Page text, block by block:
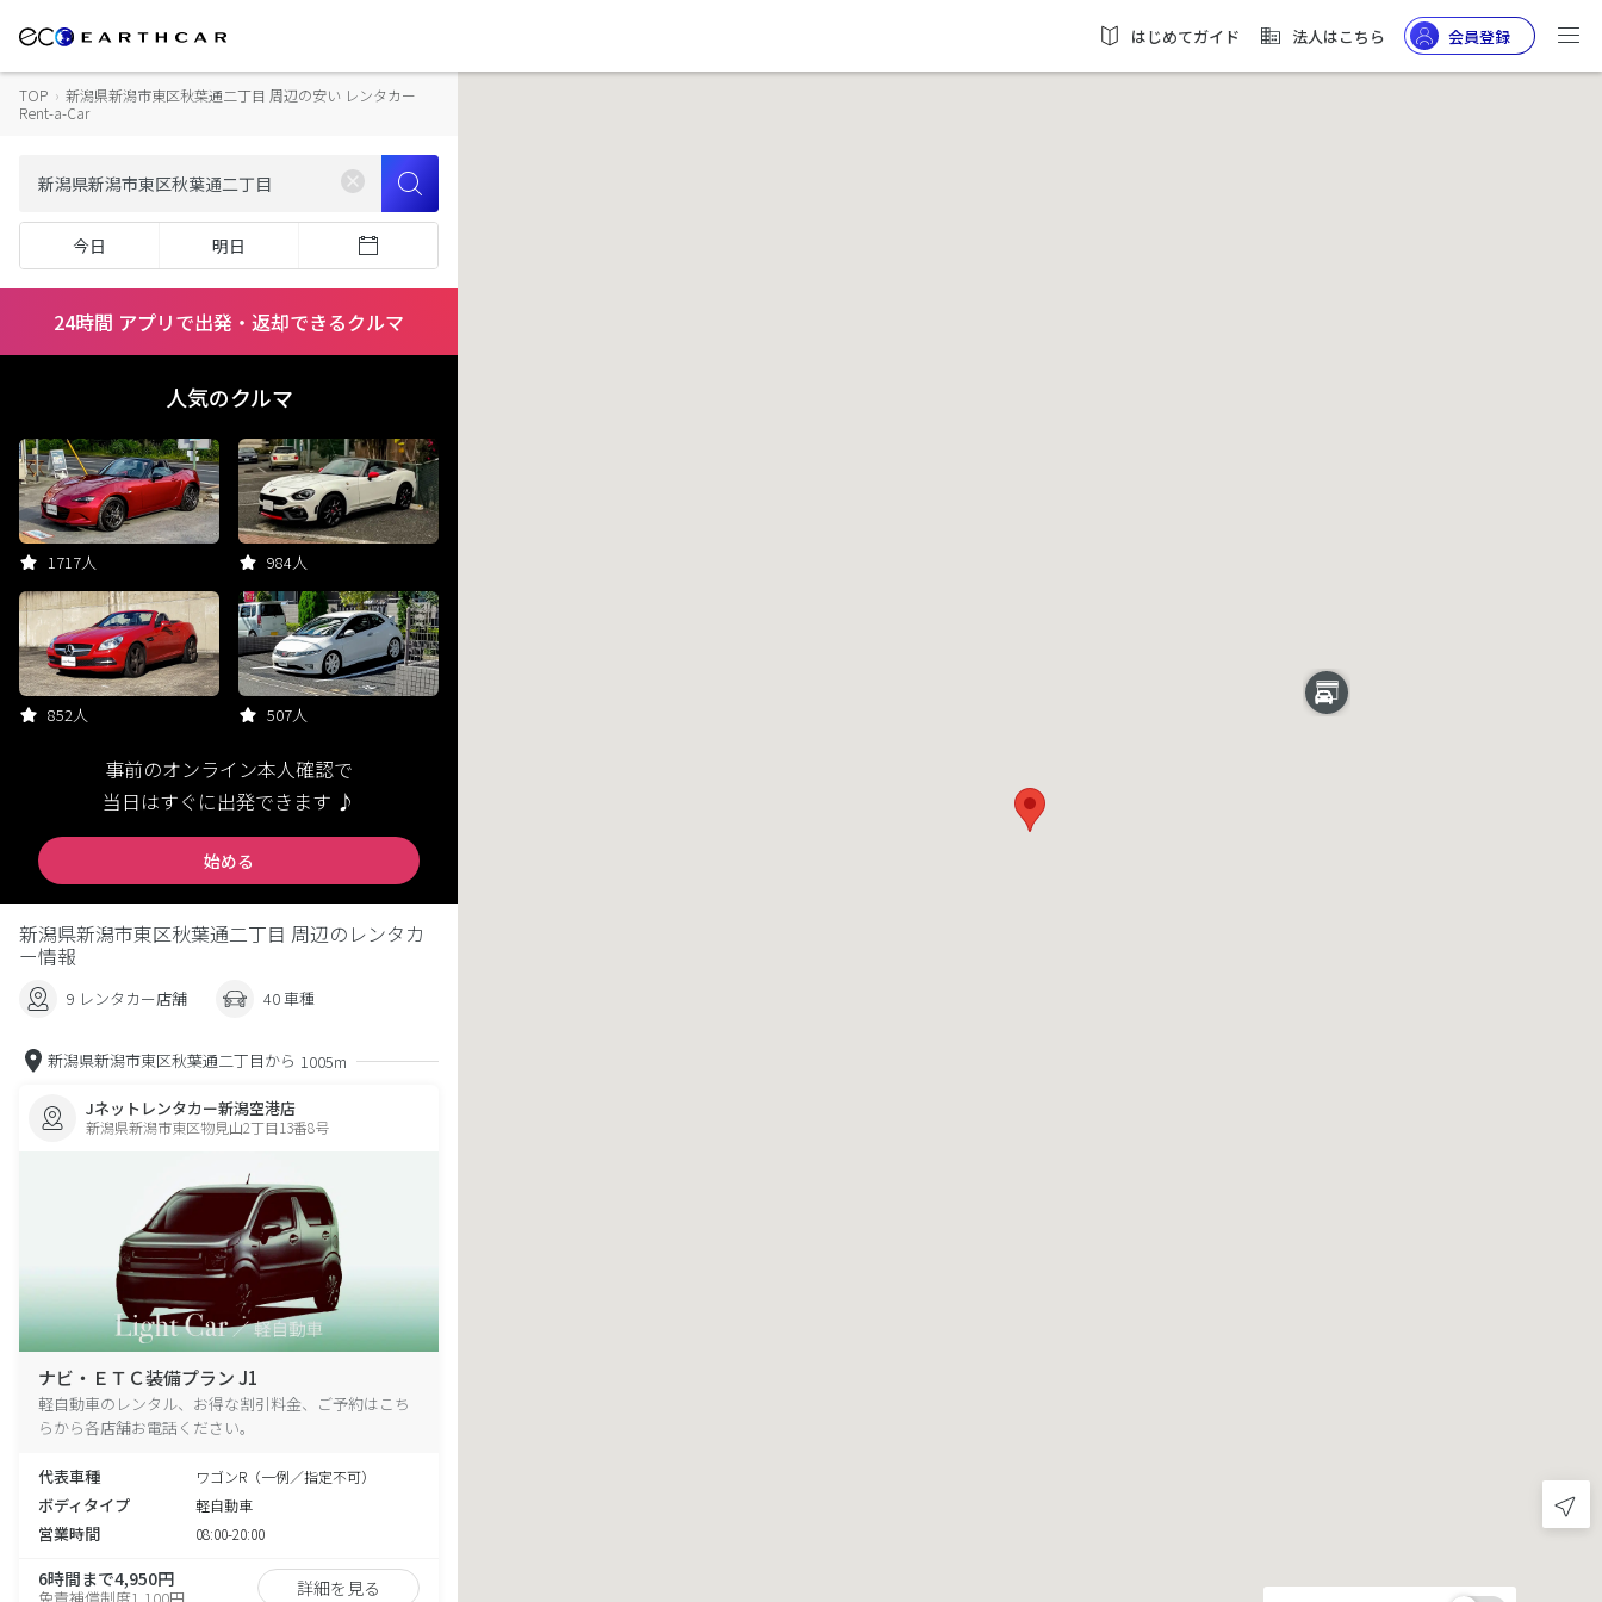
はじめてガイド 法人はこちら 会員登録
TOP › 新潟県新潟市東区秋葉通二丁目 周辺の安い レンタカー
Rent-a-Car
今日 明日
24時間 アプリで出発・返却できるクルマ
人気のクルマ
1717人 984人
852人 507人
事前のオンライン本人確認で
当日はすぐに出発できます ♪
始める
新潟県新潟市東区秋葉通二丁目 周辺のレンタカ
ー情報
9 レンタカー店舗 40 車種
新潟県新潟市東区秋葉通二丁目から 1005m
Jネットレンタカー新潟空港店
新潟県新潟市東区物見山2丁目13番8号
ナビ・ＥＴＣ装備プラン J1
軽自動車のレンタル、お得な割引料金、ご予約はこち
らから各店舗お電話ください。
代表車種 ワゴンR（一例／指定不可）
ボディタイプ 軽自動車
営業時間 08:00-20:00
6時間まで4,950円
免責補償制度1,100円 詳細を見る